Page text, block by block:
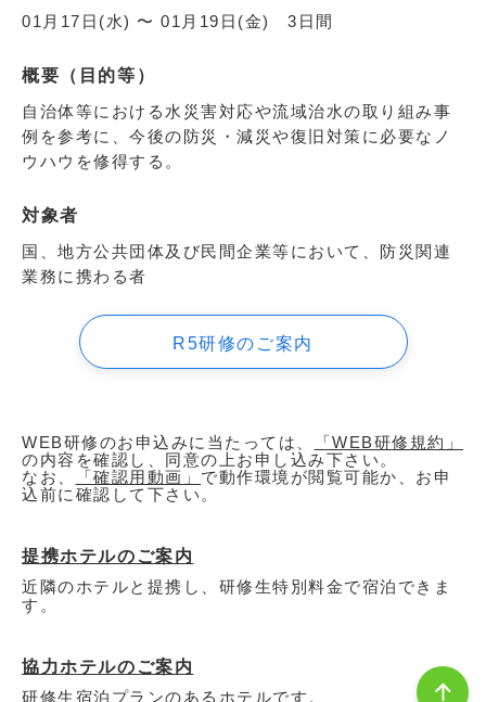
01月17日(水) 〜 01月19日(金) 3日間
概要（目的等）
自治体等における水災害対応や流域治水の取り組み事
例を参考に、今後の防災・減災や復旧対策に必要なノ
ウハウを修得する。
対象者
国、地方公共団体及び民間企業等において、防災関連
業務に携わる者
R5研修のご案内
WEB研修のお申込みに当たっては、
「WEB研修規約」
の内容を確認し、同意の上お申し込み下さい。
なお、
「確認用動画」 で動作環境が閲覧可能か、お申
込前に確認して下さい。
提携ホテルのご案内
近隣のホテルと提携し、研修生特別料金で宿泊できま
す。
協力ホテルのご案内
研修生宿泊プランのあるホテルです。